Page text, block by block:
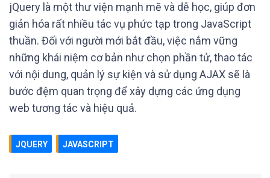
jQuery là một thư viện mạnh mẽ và dễ học, giúp đơn
giản hóa rất nhiều tác vụ phức tạp trong JavaScript
thuần. Đối với người mới bắt đầu, việc nắm vững
những khái niệm cơ bản như chọn phần tử, thao tác
với nội dung, quản lý sự kiện và sử dụng AJAX sẽ là
bước đệm quan trọng để xây dựng các ứng dụng
web tương tác và hiệu quả.
JQUERY JAVASCRIPT